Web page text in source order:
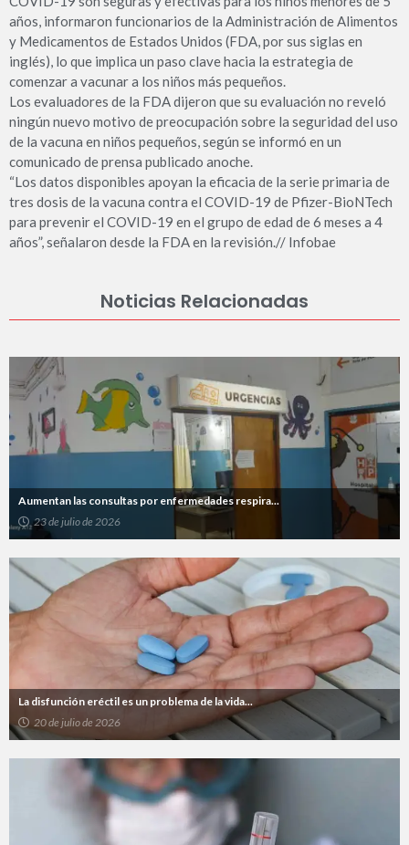
años, informaron funcionarios de la Administración de Alimentos
y Medicamentos de Estados Unidos (FDA, por sus siglas en
inglés), lo que implica un paso clave hacia la estrategia de
comenzar a vacunar a los niños más pequeños.
Los evaluadores de la FDA dijeron que su evaluación no reveló
ningún nuevo motivo de preocupación sobre la seguridad del uso
de la vacuna en niños pequeños, según se informó en un
comunicado de prensa publicado anoche.
“Los datos disponibles apoyan la eficacia de la serie primaria de
tres dosis de la vacuna contra el COVID-19 de Pfizer-BioNTech
para prevenir el COVID-19 en el grupo de edad de 6 meses a 4
años”, señalaron desde la FDA en la revisión.// Infobae
Noticias Relacionadas
Aumentan las consultas por enfermedades respira...
23 de julio de 2026
La disfunción eréctil es un problema de la vida...
20 de julio de 2026